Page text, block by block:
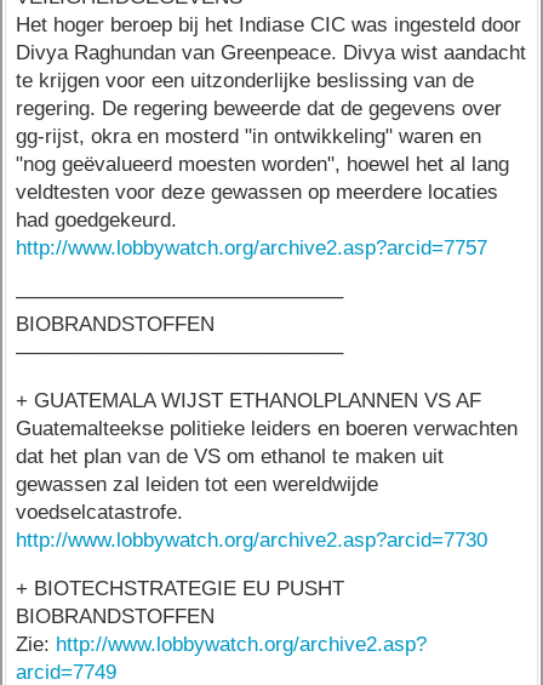
Het hoger beroep bij het Indiase CIC was ingesteld door
Divya Raghundan van Greenpeace. Divya wist aandacht
te krijgen voor een uitzonderlijke beslissing van de
regering. De regering beweerde dat de gegevens over
gg-rijst, okra en mosterd "in ontwikkeling" waren en
"nog geëvalueerd moesten worden", hoewel het al lang
veldtesten voor deze gewassen op meerdere locaties
had goedgekeurd.
http://www.lobbywatch.org/archive2.asp?arcid=7757
––––––––––––––––––––––––––––––
BIOBRANDSTOFFEN
––––––––––––––––––––––––––––––
+ GUATEMALA WIJST ETHANOLPLANNEN VS AF
Guatemalteekse politieke leiders en boeren verwachten
dat het plan van de VS om ethanol te maken uit
gewassen zal leiden tot een wereldwijde
voedselcatastrofe.
http://www.lobbywatch.org/archive2.asp?arcid=7730
+ BIOTECHSTRATEGIE EU PUSHT
BIOBRANDSTOFFEN
Zie: http://www.lobbywatch.org/archive2.asp?
arcid=7749